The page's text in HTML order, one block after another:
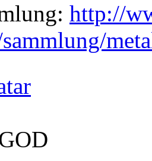
http://